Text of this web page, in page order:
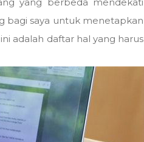
bagi saya untuk menetapkan
adalah daftar hal yang harus